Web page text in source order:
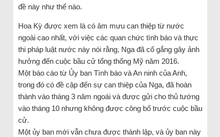
đề này như thế nào.
Hoa Kỳ được xem là có âm mưu can thiệp từ nước
ngoài cao nhất, với việc các quan chức tình báo và thực
thi pháp luật nước này nói rằng, Nga đã cố gắng gây ảnh
hưởng đến cuộc bầu cử tổng thống Mỹ năm 2016.
Một báo cáo từ Ủy ban Tình báo và An ninh của Anh,
trong đó có đề cập đến sự can thiệp của Nga, đã hoàn
thành vào tháng 3 năm ngoái và được gửi cho thủ tướng
vào tháng 10 nhưng không được công bố trước cuộc bầu
cử.
Một ủy ban mới vẫn chưa được thành lập, và ủy ban này